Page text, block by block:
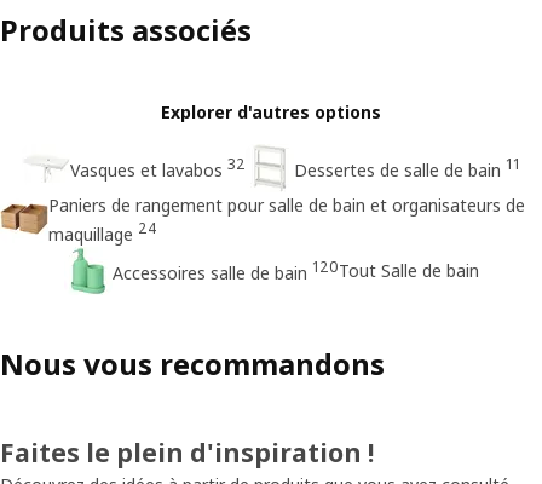
Produits associés
Explorer d'autres options
Vasques et lavabos 32 Dessertes de salle de bain 11
Paniers de rangement pour salle de bain et organisateurs de
maquillage 24
Accessoires salle de bain 120Tout Salle de bain
Nous vous recommandons
Faites le plein d'inspiration !